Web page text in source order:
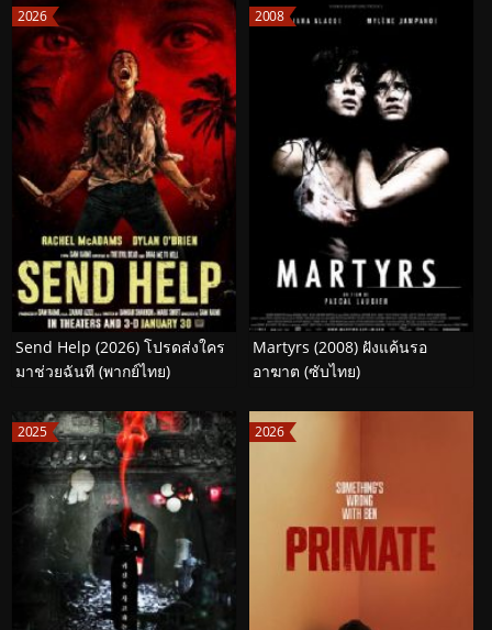
2026
Send Help (2026) โปรดส่งใคร
มาช่วยฉันที (พากย์ไทย)
2008
Martyrs (2008) ฝังแค้นรอ
อาฆาต (ซับไทย)
2025 2026